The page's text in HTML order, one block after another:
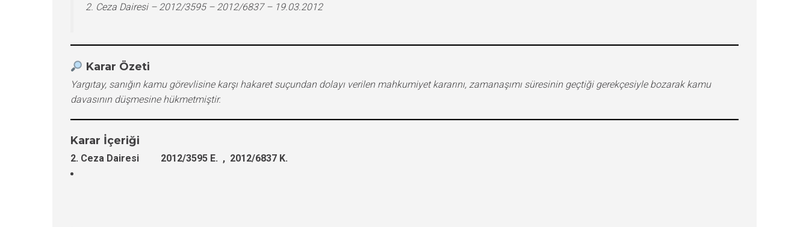
2. Ceza Dairesi – 2012/3595 – 2012/6837 – 19.03.2012
Karar Özeti
Yargıtay, sanığın kamu görevlisine karşı hakaret suçundan dolayı verilen mahkumiyet kararını, zamanaşımı süresinin geçtiği gerekçesiyle bozarak kamu
davasının düşmesine hükmetmiştir.
Karar İçeriği
2. Ceza Dairesi 2012/3595 E. , 2012/6837 K.